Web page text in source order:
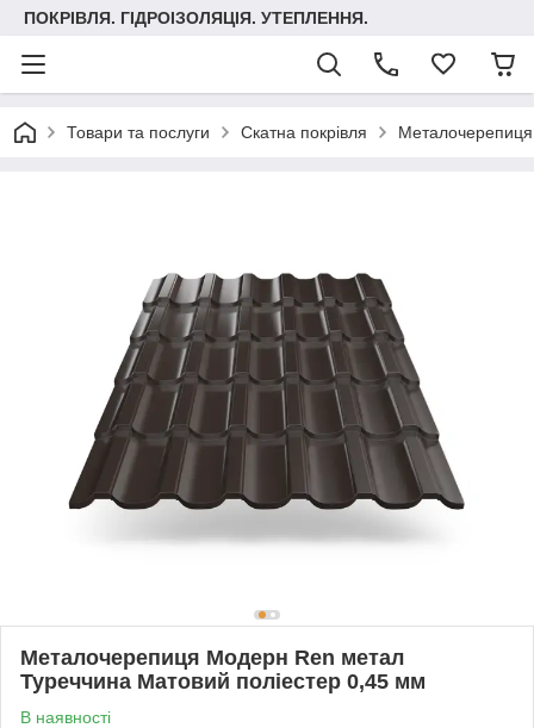
ПОКРІВЛЯ. ГІДРОІЗОЛЯЦІЯ. УТЕПЛЕННЯ.
Товари та послуги Скатна покрівля Металочерепиця
Металочерепиця Модерн Ren метал
Туреччина Матовий поліестер 0,45 мм
В наявності